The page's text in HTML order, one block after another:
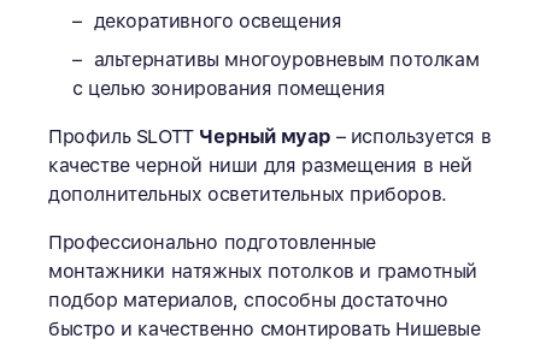
декоративного освещения
альтернативы многоуровневым потолкам
с целью зонирования помещения
Профиль SLOTT Черный муар – используется в
качестве черной ниши для размещения в ней
дополнительных осветительных приборов.
Профессионально подготовленные
монтажники натяжных потолков и грамотный
подбор материалов, способны достаточно
быстро и качественно смонтировать Нишевые